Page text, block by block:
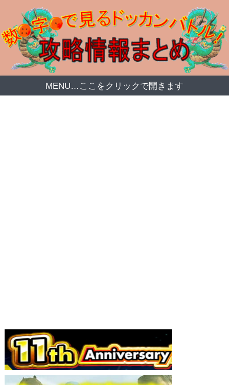
MENU…ここをクリックで開きます